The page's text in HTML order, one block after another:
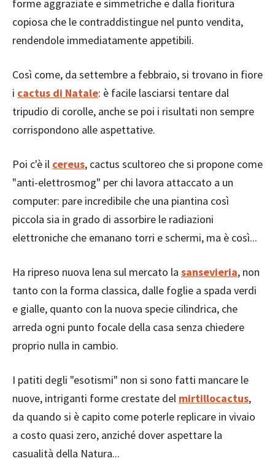
forme aggraziate e simmetriche e dalla fioritura
copiosa che le contraddistingue nel punto vendita,
rendendole immediatamente appetibili.
Così come, da settembre a febbraio, si trovano in fiore
i cactus di Natale: è facile lasciarsi tentare dal
tripudio di corolle, anche se poi i risultati non sempre
corrispondono alle aspettative.
Poi c'è il cereus, cactus scultoreo che si propone come
"anti-elettrosmog" per chi lavora attaccato a un
computer: pare incredibile che una piantina così
piccola sia in grado di assorbire le radiazioni
elettroniche che emanano torri e schermi, ma è così...
Ha ripreso nuova lena sul mercato la sansevieria, non
tanto con la forma classica, dalle foglie a spada verdi
e gialle, quanto con la nuova specie cilindrica, che
arreda ogni punto focale della casa senza chiedere
proprio nulla in cambio.
I patiti degli "esotismi" non si sono fatti mancare le
nuove, intriganti forme crestate del mirtillocactus,
da quando si è capito come poterle replicare in vivaio
a costo quasi zero, anziché dover aspettare la
casualità della Natura...